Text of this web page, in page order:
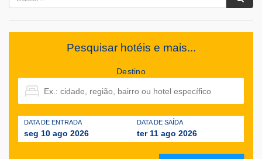
Pesquisar hotéis e mais...
Destino
DATA DE ENTRADA
seg 10 ago 2026
DATA DE SAÍDA
ter 11 ago 2026